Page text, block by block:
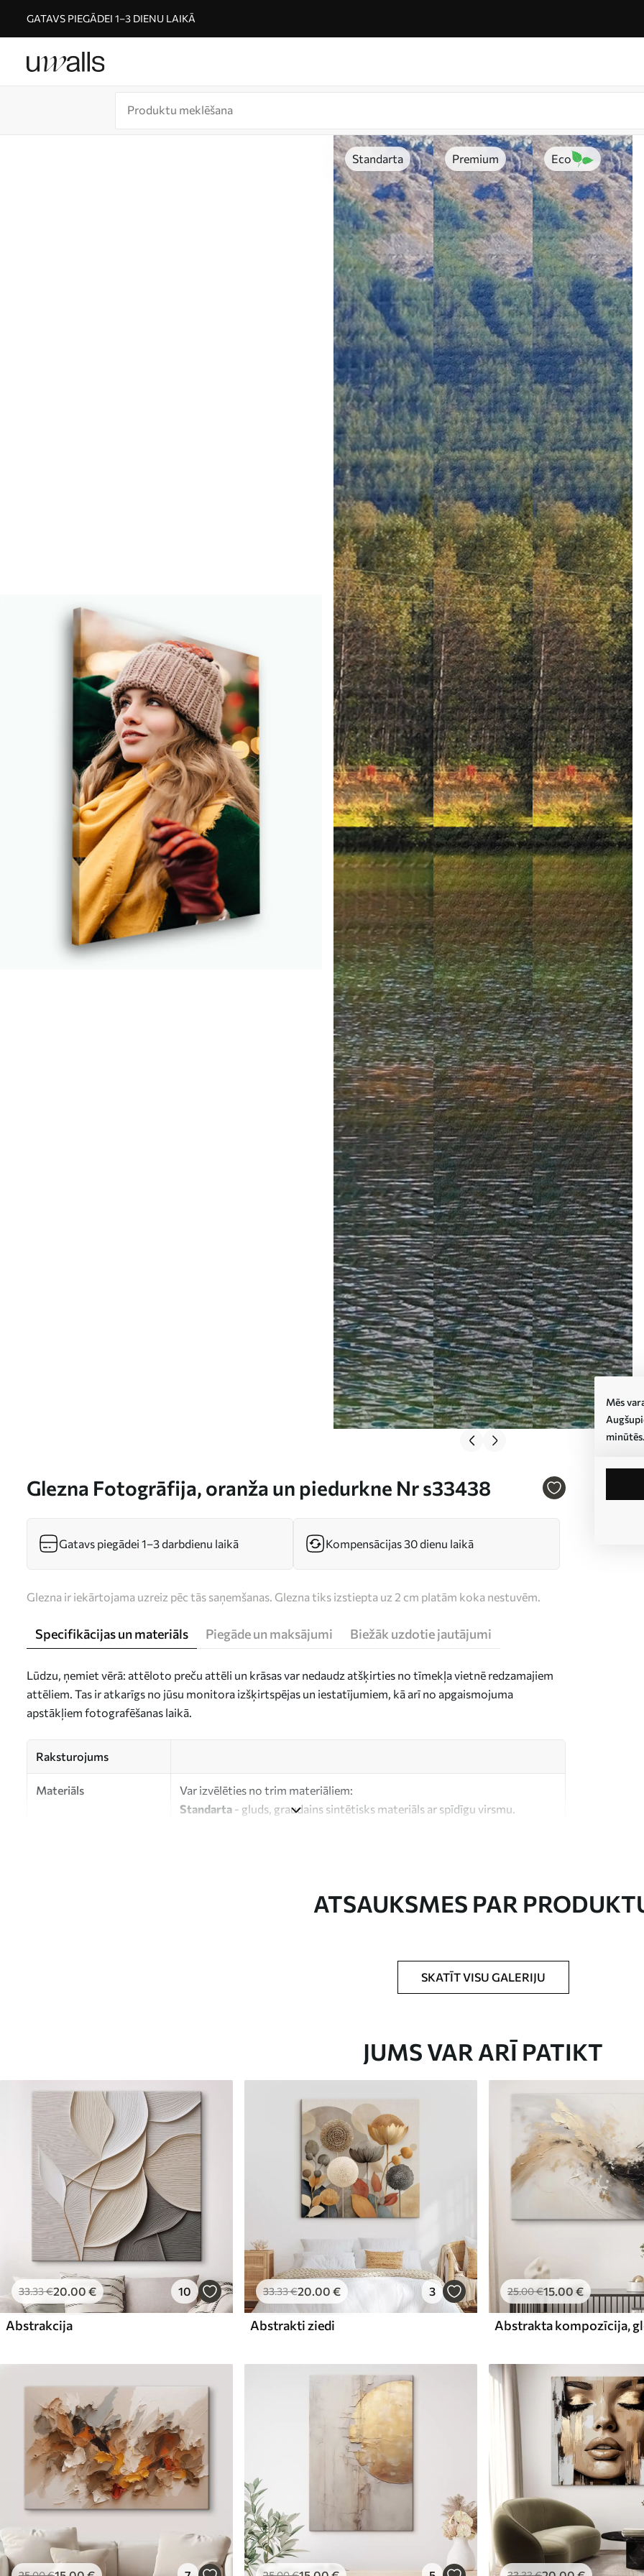
GATAVS PIEGĀDEI 1–3 DIENU LAIKĀ
Standarta Premium Eco
Glezna Fotogrāfija, oranža un piedurkne Nr s33438
Mēs
minūtēs.
Gatavs piegādei 1–3 darbdienu laikā Kompensācijas 30 dienu laikā
Glezna ir iekārtojama uzreiz pēc tās saņemšanas. Glezna tiks izstiepta uz 2 cm platām koka nestuvēm.
Specifikācijas un materiāls Piegāde un maksājumi Biežāk uzdotie jautājumi
Lūdzu, ņemiet vērā: attēloto preču attēli un krāsas var nedaudz atšķirties no tīmekļa vietnē redzamajiem
attēliem. Tas ir atkarīgs no jūsu monitora izšķirtspējas un iestatījumiem, kā arī no apgaismojuma
apstākļiem fotografēšanas laikā.
Raksturojums
Materiāls
Var izvēlēties no trim materiāliem:
Standarta - gluds, graudains sintētisks materiāls ar spīdīgu virsmu.
Eco-Premium
ATSAUKSMES PAR
SKATĪT VISU GALERIJU
JUMS VAR ARĪ PATIKT
33.33€20.00 € 10
Abstrakcija
33.33€20.00 € 3
Abstrakti ziedi
25.00€15.00 €